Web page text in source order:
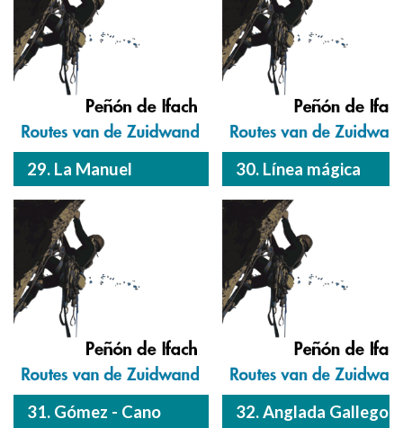
29. La Manuel 30. Línea mágica
31. Gómez - Cano 32. Anglada Gallego